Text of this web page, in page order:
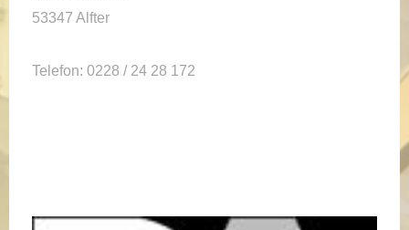
53347 Alfter
Telefon: 0228 / 24 28 172